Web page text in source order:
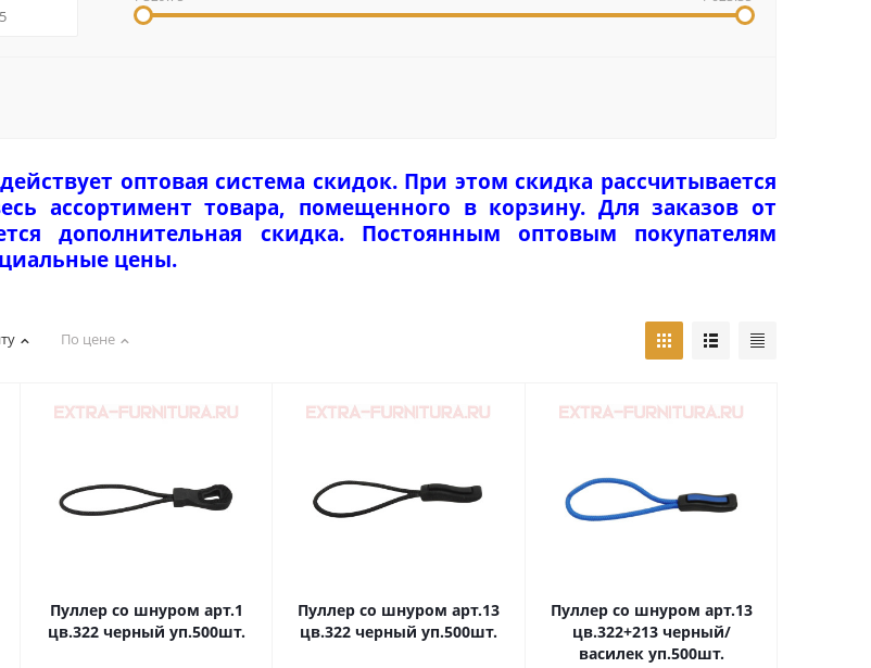
оптовая система скидок. При этом скидка рассчитывается
ассортимент товара, помещенного в корзину. Для заказов от
дополнительная скидка. Постоянным оптовым покупателям
цены.
По цене
Пуллер со шнуром арт.1
цв.322 черный уп.500шт.
Пуллер со шнуром арт.13
цв.322 черный уп.500шт.
Пуллер со шнуром арт.13
цв.322+213 черный/
василек уп.500шт.